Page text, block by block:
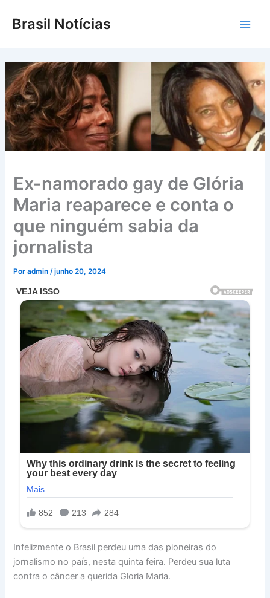
para
conteúdo
Brasil Notícias
Ex-namorado gay de Glória
Maria reaparece e conta o
que ninguém sabia da
jornalista
Poradmin/junho 20, 2024
Infelizmente o Brasil perdeu uma das pioneiras do
jornalismo no país, nesta quinta feira. Perdeu sua luta
contra o câncer a querida Gloria Maria.